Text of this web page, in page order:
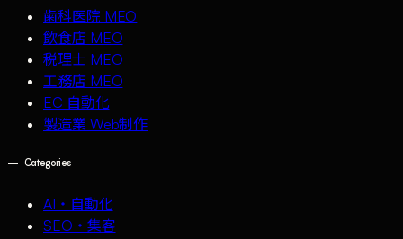
歯科医院 MEO
飲食店 MEO
税理士 MEO
工務店 MEO
EC 自動化
製造業 Web制作
— Categories
AI・自動化
SEO・集客